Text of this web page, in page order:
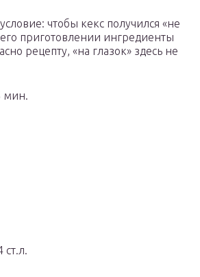
чтобы кекс получился «не
приготовлении ингредиенты
рецепту, «на глазок» здесь не
мин.
ст.л.